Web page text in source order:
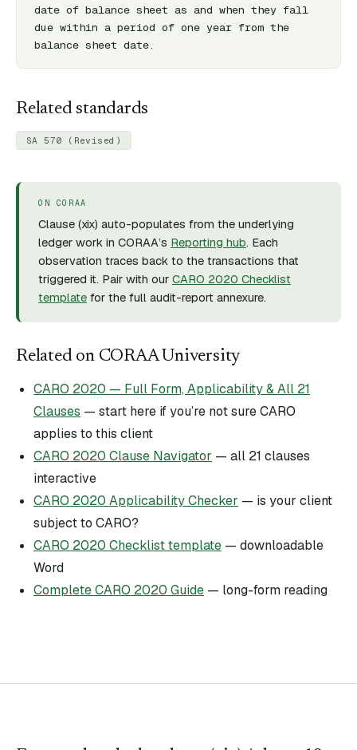
date of balance sheet as and when they fall
due within a period of one year from the
balance sheet date.
Related standards
SA 570 (Revised)
ON CORAA
Clause (xix) auto-populates from the underlying
ledger work in CORAA’s Reporting hub. Each
observation traces back to the transactions that
triggered it. Pair with our CARO 2020 Checklist
template for the full audit-report annexure.
Related on CORAA University
CARO 2020 — Full Form, Applicability & All 21
Clauses — start here if you’re not sure CARO
applies to this client
CARO 2020 Clause Navigator — all 21 clauses
interactive
CARO 2020 Applicability Checker — is your client
subject to CARO?
CARO 2020 Checklist template — downloadable
Word
Complete CARO 2020 Guide — long-form reading